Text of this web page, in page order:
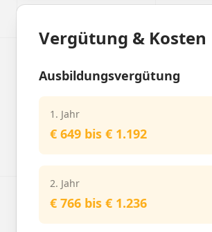
Vergütung & Kosten
Ausbildungsvergütung
1. Jahr
€ 649 bis € 1.192
2. Jahr
€ 766 bis € 1.236